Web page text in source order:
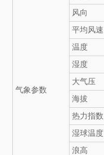
气象参数
风向
平均风速
温度
湿度
大气压
海拔
热力指数
湿球温度
浪高